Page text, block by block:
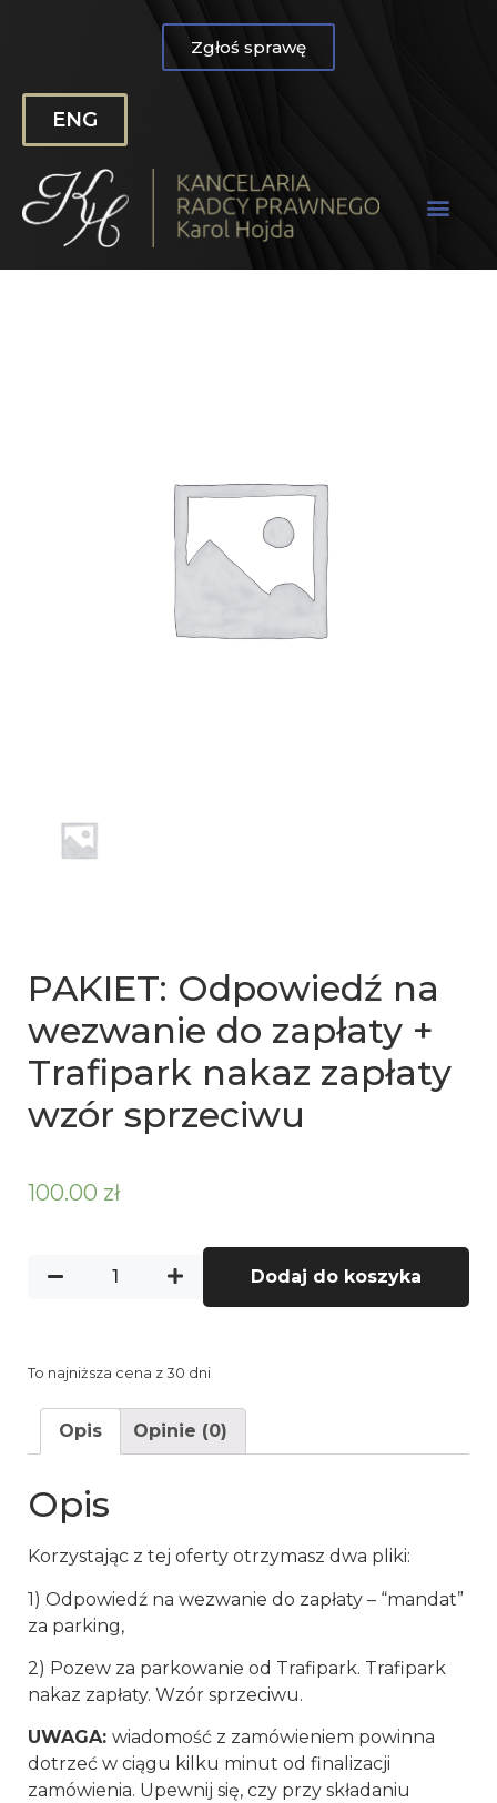
Zgłoś sprawę
ENG
PAKIET: Odpowiedź na
wezwanie do zapłaty +
Trafipark nakaz zapłaty
wzór sprzeciwu
100.00 zł
Dodaj do koszyka
To najniższa cena z 30 dni
Opis Opinie (0)
Opis
Korzystając z tej oferty otrzymasz dwa pliki:
1) Odpowiedź na wezwanie do zapłaty – “mandat”
za parking,
2) Pozew za parkowanie od Trafipark. Trafipark
nakaz zapłaty. Wzór sprzeciwu.
UWAGA: wiadomość z zamówieniem powinna
dotrzeć w ciągu kilku minut od finalizacji
zamówienia. Upewnij się, czy przy składaniu